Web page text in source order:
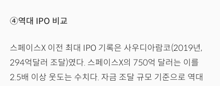
④역대 IPO 비교
스페이스X 이전 최대 IPO 기록은 사우디아람코(2019년,
294억달러 조달)였다. 스페이스X의 750억 달러는 이를
2.5배 이상 웃도는 수치다. 자금 조달 규모 기준으로 역대